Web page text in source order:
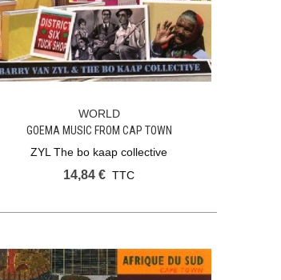
Ajouter Au Panier
WORLD
GOEMA MUSIC FROM CAP TOWN
ZYL The bo kaap collective
14,84 € TTC